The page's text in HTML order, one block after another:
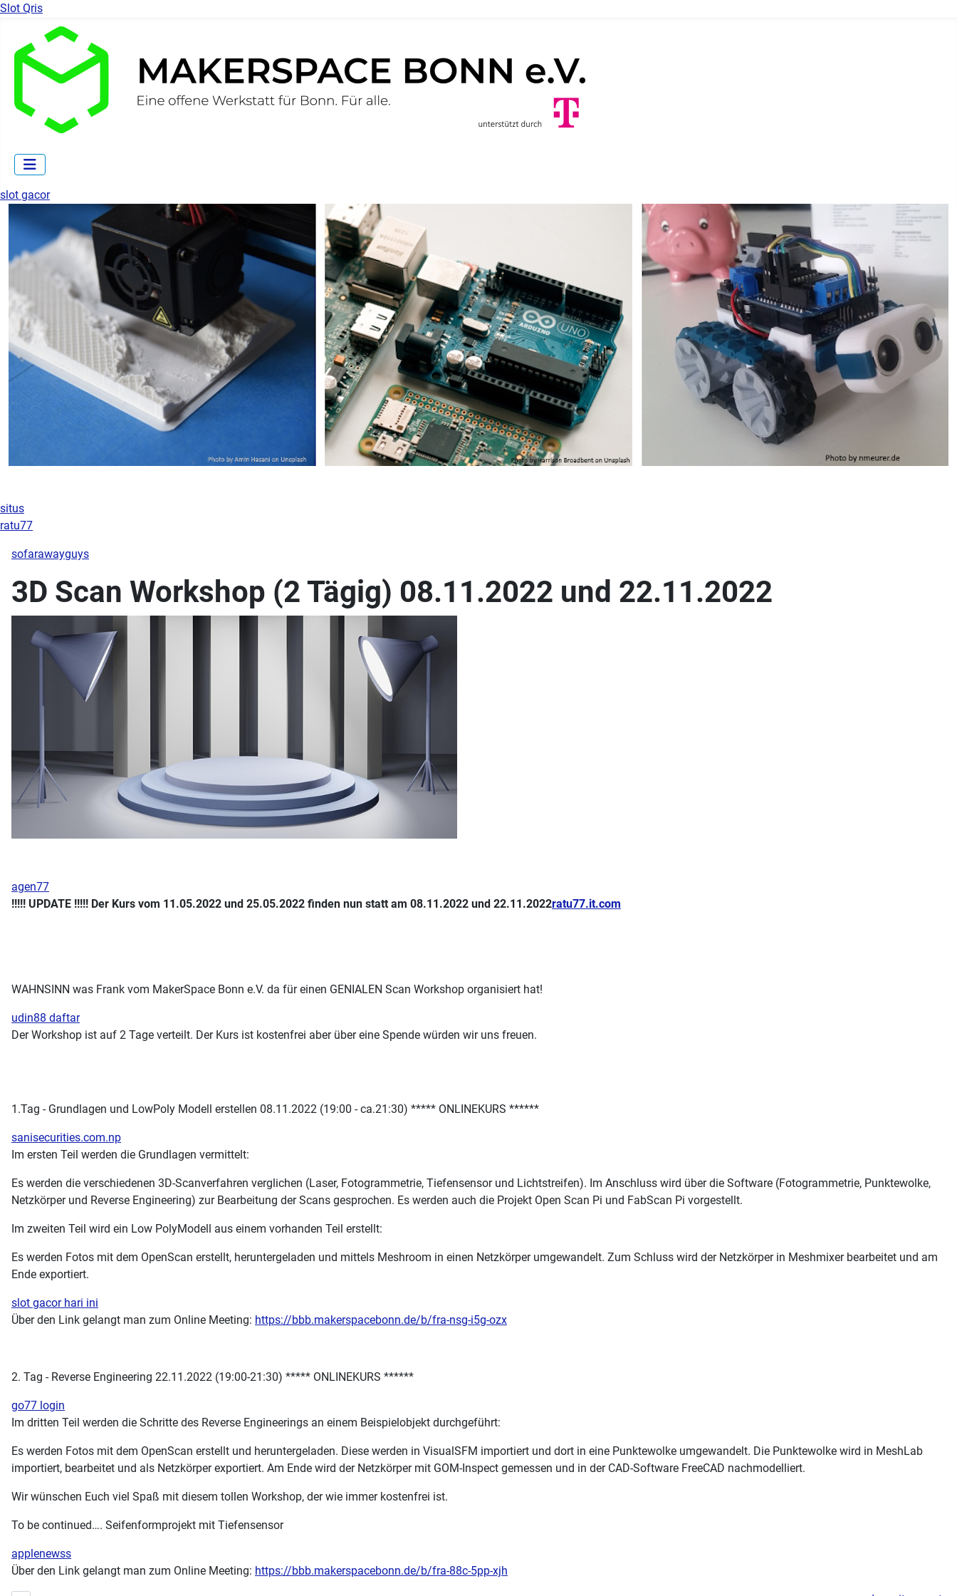
Slot Qris
slot gacor
sofarawayguys
3D Scan Workshop (2 Tägig) 08.11.2022 und 22.11.2022
agen77
!!!!! UPDATE !!!!! Der Kurs vom 11.05.2022 und 25.05.2022 finden nun statt am 08.11.2022 und 22.11.2022ratu77.it.com
WAHNSINN was Frank vom MakerSpace Bonn e.V. da für einen GENIALEN Scan Workshop organisiert hat!
udin88 daftar
Der Workshop ist auf 2 Tage verteilt. Der Kurs ist kostenfrei aber über eine Spende würden wir uns freuen.
1.Tag - Grundlagen und LowPoly Modell erstellen 08.11.2022 (19:00 - ca.21:30) ***** ONLINEKURS ******
sanisecurities.com.np
Im ersten Teil werden die Grundlagen vermittelt:
Es werden die verschiedenen 3D-Scanverfahren verglichen (Laser, Fotogrammetrie, Tiefensensor und Lichtstreifen). Im Anschluss wird über die Software (Fotogrammetrie, Punktewolke,
Netzkörper und Reverse Engineering) zur Bearbeitung der Scans gesprochen. Es werden auch die Projekt Open Scan Pi und FabScan Pi vorgestellt.
Im zweiten Teil wird ein Low PolyModell aus einem vorhanden Teil erstellt:
Es werden Fotos mit dem OpenScan erstellt, heruntergeladen und mittels Meshroom in einen Netzkörper umgewandelt. Zum Schluss wird der Netzkörper in Meshmixer bearbeitet und am
Ende exportiert.
slot gacor hari ini
Über den Link gelangt man zum Online Meeting: https://bbb.makerspacebonn.de/b/fra-nsg-i5g-ozx
2. Tag - Reverse Engineering 22.11.2022 (19:00-21:30) ***** ONLINEKURS ******
go77 login
Im dritten Teil werden die Schritte des Reverse Engineerings an einem Beispielobjekt durchgeführt:
Es werden Fotos mit dem OpenScan erstellt und heruntergeladen. Diese werden in VisualSFM importiert und dort in eine Punktewolke umgewandelt. Die Punktewolke wird in MeshLab
importiert, bearbeitet und als Netzkörper exportiert. Am Ende wird der Netzkörper mit GOM-Inspect gemessen und in der CAD-Software FreeCAD nachmodelliert.
Wir wünschen Euch viel Spaß mit diesem tollen Workshop, der wie immer kostenfrei ist.
To be continued…. Seifenformprojekt mit Tiefensensor
applenewss
Über den Link gelangt man zum Online Meeting: https://bbb.makerspacebonn.de/b/fra-88c-5pp-xjh
situs
ratu77